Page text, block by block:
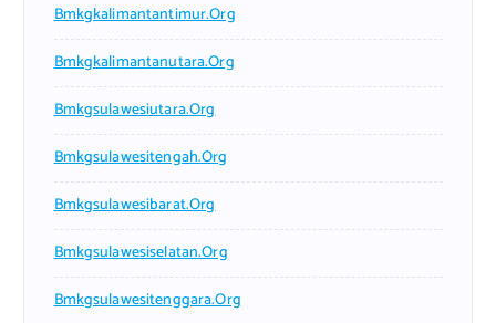
Bmkgkalimantantimur.org
Bmkgkalimantanutara.org
Bmkgsulawesiutara.org
Bmkgsulawesitengah.org
Bmkgsulawesibarat.org
Bmkgsulawesiselatan.org
Bmkgsulawesitenggara.org